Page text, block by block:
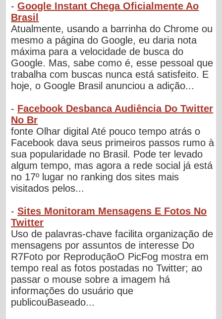
-Google Instant Chega Oficialmente Ao
Brasil
Atualmente, usando a barrinha do Chrome ou
mesmo a página do Google, eu daria nota
máxima para a velocidade de busca do
Google. Mas, sabe como é, esse pessoal que
trabalha com buscas nunca está satisfeito. E
hoje, o Google Brasil anunciou a adição...
- Facebook Desbanca Audiência Do Twitter
No Br
fonte Olhar digital Até pouco tempo atrás o
Facebook dava seus primeiros passos rumo à
sua popularidade no Brasil. Pode ter levado
algum tempo, mas agora a rede social já está
no 17º lugar no ranking dos sites mais
visitados pelos...
-Sites Monitoram Mensagens E Fotos No
Twitter
Uso de palavras-chave facilita organização de
mensagens por assuntos de interesse Do
R7Foto por ReproduçãoO PicFog mostra em
tempo real as fotos postadas no Twitter; ao
passar o mouse sobre a imagem há
informações do usuário que
publicouBaseado...